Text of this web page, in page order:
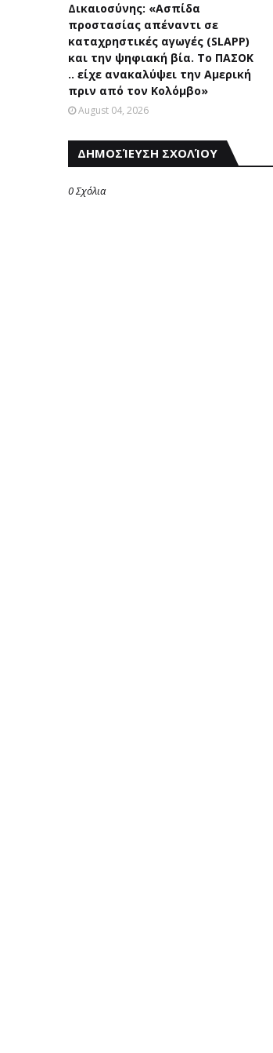
Δικαιοσύνης: «Ασπίδα
προστασίας απέναντι σε
καταχρηστικές αγωγές (SLAPP)
και την ψηφιακή βία. Το ΠΑΣΟΚ
.. είχε ανακαλύψει την Αμερική
πριν από τον Κολόμβο»
August 04, 2026
ΔΗΜΟΣΊΕΥΣΗ ΣΧΟΛΊΟΥ
0 Σχόλια